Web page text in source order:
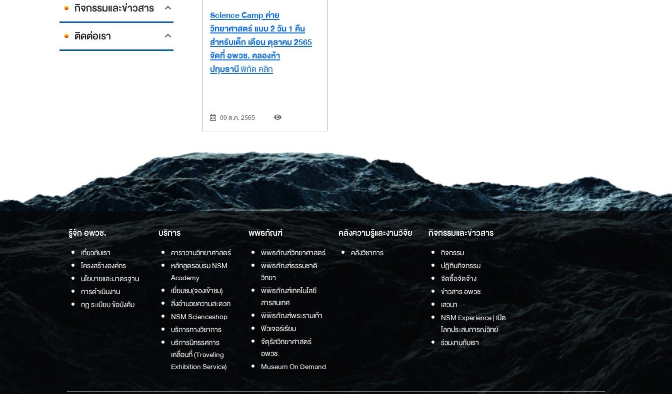
กิจกรรมและข่าวสาร
ติดต่อเรา
Science Camp ค่าย
วิทยาศาสตร์ แบบ 2 วัน 1 คืน
สำหรับเด็ก เดือน ตุลาคม 2565
จัดที่ อพวช. คลองห้า
ปทุมธานีพิกัด คลิก
09 ต.ค. 2565
รู้จัก อพวช.
เกี่ยวกับเรา
โครงสร้างองค์กร
นโยบายและมาตรฐาน
การดำเนินงาน
กฏ ระเบียบ ข้อบังคับ
บริการ
คาราวานวิทยาศาสตร์
หลักสูตรอบรม NSM
Academy
เยี่ยมชม(จองเข้าชม)
สิ่งอำนวยความสะดวก
NSM Scienceshop
บริการทางวิชาการ
บริการนิทรรศการ
เคลื่อนที่ (Traveling
Exhibition Service)
พิพิธภัณฑ์
พิพิธภัณฑ์วิทยาศาสตร์
พิพิธภัณฑ์ธรรมชาติ
วิทยา
พิพิธภัณฑ์เทคโนโลยี
สารสนเทศ
พิพิธภัณฑ์พระรามเก้า
ฟิวเจอร์เรียม
จัตุรัสวิทยาศาสตร์
อพวช.
Museum On Demand
คลังความรู้และงานวิจัย
คลังวิชาการ
กิจกรรมและข่าวสาร
กิจกรรม
ปฏิทินกิจกรรม
จัดซื้อจัดจ้าง
ข่าวสาร อพวช.
เสวนา
NSM Experience | เปิด
โลกประสบการณ์วิทย์
ร่วมงานกับเรา